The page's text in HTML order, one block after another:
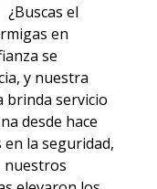
¿Buscas el
en
se
y nuestra
brinda servicio
desde hace
la seguridad,
nuestros